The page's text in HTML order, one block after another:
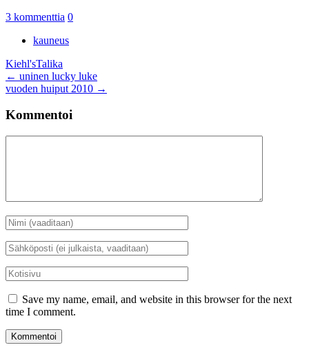
3 kommenttia 0
kauneus
Kiehl'sTalika
Artikkelien
selaus
← uninen lucky luke
vuoden huiput 2010 →
Kommentoi
Nimi
*
Sähköposti
*
Kotisivu
Save my name, email, and website in this browser for the next
time I comment.